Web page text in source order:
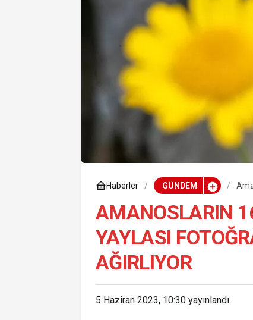
Haberler GÜNDEM
AMANOSLARIN
YAYLASI
AĞIRLIYOR
5 Haziran 2023, 10:30 yayınlandı